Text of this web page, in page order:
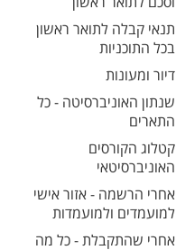
תנאי קבלה לתואר ראשון
בכל התוכניות
דיור ומעונות
שנתון האוניברסיטה - כל
התארים
קטלוג הקורסים
האוניברסיטאי
אחרי הרשמה - אזור אישי
למועמדים ולמועמדות
אחרי שהתקבלת - כל מה